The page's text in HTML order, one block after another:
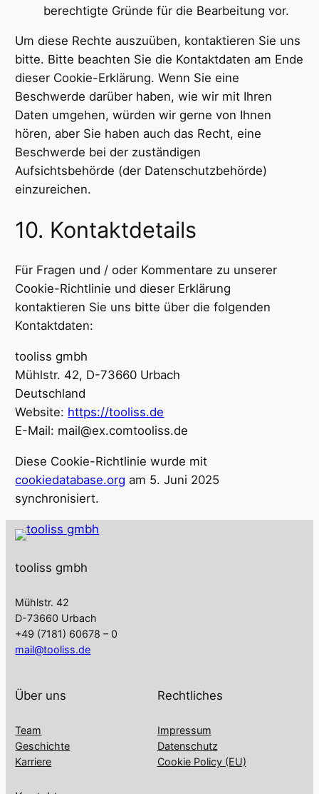
berechtigte Gründe für die Bearbeitung vor.
Um diese Rechte auszuüben, kontaktieren Sie uns
bitte. Bitte beachten Sie die Kontaktdaten am Ende
dieser Cookie-Erklärung. Wenn Sie eine
Beschwerde darüber haben, wie wir mit Ihren
Daten umgehen, würden wir gerne von Ihnen
hören, aber Sie haben auch das Recht, eine
Beschwerde bei der zuständigen
Aufsichtsbehörde (der Datenschutzbehörde)
einzureichen.
10. Kontaktdetails
Für Fragen und / oder Kommentare zu unserer
Cookie-Richtlinie und dieser Erklärung
kontaktieren Sie uns bitte über die folgenden
Kontaktdaten:
tooliss gmbh
Mühlstr. 42, D-73660 Urbach
Deutschland
Website: https://tooliss.de
E-Mail: mail@ex.comtooliss.de
Diese Cookie-Richtlinie wurde mit
cookiedatabase.org am 5. Juni 2025
synchronisiert.
tooliss gmbh
Mühlstr. 42
D-73660 Urbach
+49 (7181) 60678 – 0
mail@tooliss.de
Über uns
Team
Geschichte
Karriere
Rechtliches
Impressum
Datenschutz
Cookie Policy (EU)